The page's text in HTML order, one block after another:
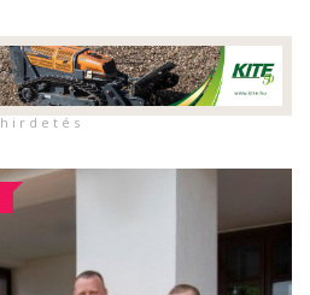
h i r d e t é s